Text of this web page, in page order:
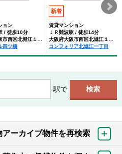
ョン
/ 徒歩10分
四ツ橋
新着
賃貸マンション
ＪＲ難波駅 / 徒歩14分
コンフォリア北堀江一丁目
駅で
ーカイブ物件を再検索